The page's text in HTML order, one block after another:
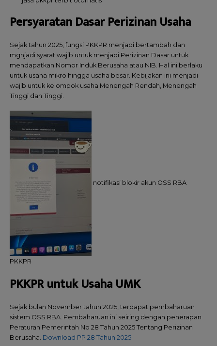
Persyaratan Dasar Perizinan Usaha
Sejak tahun 2025, fungsi PKKPR menjadi bertambah dan
mgnjadi syarat wajib untuk menjadi Perizinan Dasar untuk
mendapatkan Nomor Induk Berusaha atau NIB. Hal ini berlaku
untuk usaha mikro hingga usaha besar. Kebijakan ini menjadi
wajib untuk kelompok usaha Menengah Rendah, Menengah
Tinggi dan Tinggi.
notifikasi blokir akun OSS RBA
PKKPR
PKKPR untuk Usaha UMK
Sejak bulan November tahun 2025, terdapat pembaharuan
sistem OSS RBA. Pembaharuan ini seiring dengan penerapan
Peraturan Pemerintah No 28 Tahun 2025 Tentang Perizinan
Berusaha. Download PP 28 Tahun 2025